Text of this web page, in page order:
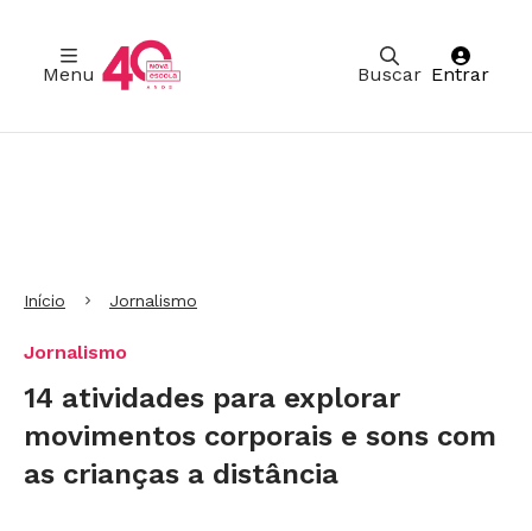
Buscar
Menu Entrar
Início Jornalismo
Jornalismo
14 atividades para explorar
movimentos corporais e sons com
as crianças a distância